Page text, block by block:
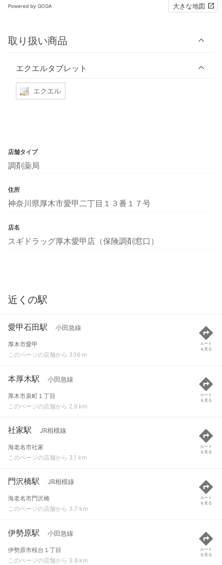
Powered by GOGA 大きな地図
取り扱い商品
エクエルタブレット
エクエル
店舗タイプ
調剤薬局
住所
神奈川県厚木市愛甲二丁目１３番１７号
店名
スギドラッグ厚木愛甲店（保険調剤窓口）
近くの駅
愛甲石田駅 小田急線
厚木市愛甲
このページの店舗から 336 m
ルート
を見る
本厚木駅 小田急線
厚木市泉町１丁目
このページの店舗から 2.9 km
ルート
を見る
社家駅 JR相模線
海老名市社家
このページの店舗から 3.1 km
ルート
を見る
門沢橋駅 JR相模線
海老名市門沢橋
このページの店舗から 3.7 km
ルート
を見る
伊勢原駅 小田急線
伊勢原市桜台１丁目
このページの店舗から 3.8 km
ルート
を見る